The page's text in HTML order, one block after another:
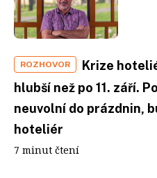
ROZHOVOR
Krize
hlubší než po 11. září.
neuvolní do prázdnin,
hoteliér
7 minut čtení